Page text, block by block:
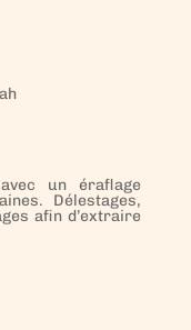
un éraflage
Délestages,
afin d’extraire